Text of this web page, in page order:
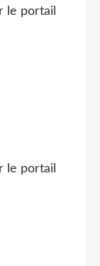
le portail
le portail